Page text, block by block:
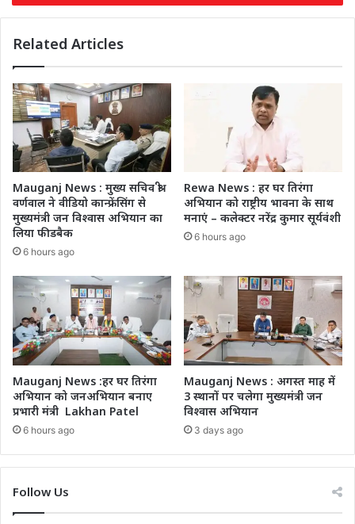
Related Articles
Mauganj News : मुख्य सचिव श्री
वर्णवाल ने वीडियो कान्फ्रेंसिंग से
मुख्यमंत्री जन विश्वास अभियान का
लिया फीडबैक
6 hours ago
Rewa News : हर घर तिरंगा
अभियान को राष्ट्रीय भावना के साथ
मनाएं – कलेक्टर नरेंद्र कुमार सूर्यवंशी
6 hours ago
Mauganj News :हर घर तिरंगा
अभियान को जनअभियान बनाए
प्रभारी मंत्री Lakhan Patel
6 hours ago
Mauganj News : अगस्त माह में
3 स्थानों पर चलेगा मुख्यमंत्री जन
विश्वास अभियान
3 days ago
Follow Us